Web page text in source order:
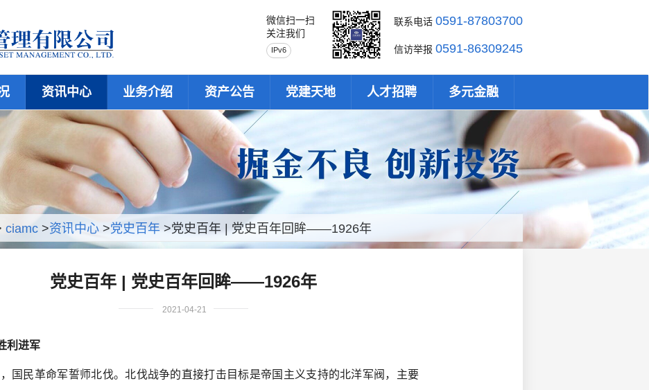
微信扫一扫
关注我们
IPv6
联系电话 0591-87803700
信访举报 0591-86309245
资讯中心 业务介绍 资产公告 党建天地 人才招聘 多元金融
ciamc >资讯中心 >党史百年 >党史百年 | 党史百年回眸——1926年
党史百年 | 党史百年回眸——1926年
2021-04-21
利进军
国民革命军誓师北伐。北伐战争的直接打击目标是帝国主义支持的北洋军阀，主要